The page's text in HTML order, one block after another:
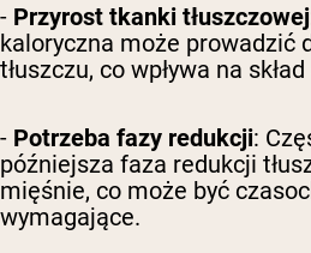
- Przyrost tkanki tłuszczowej
kaloryczna może prowadzić
tłuszczu, co wpływa na skład
- Potrzeba fazy redukcji:
późniejsza faza redukcji
mięśnie, co może być
wymagające.